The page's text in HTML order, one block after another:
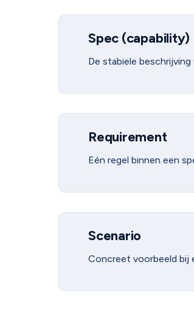
Spec (capability)
De stabiele
Requirement
Eén regel binnen een
Scenario
Concreet voorbeeld bij